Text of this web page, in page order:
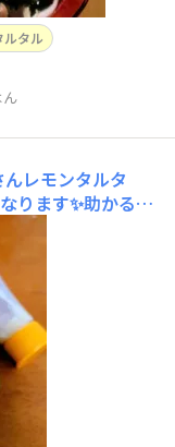
ルタル
レモンタルタ
ります✨助かる！